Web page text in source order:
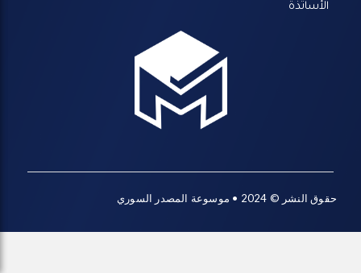
الأساتذة
حقوق النشر © 2024 • موسوعة المصدر السوري